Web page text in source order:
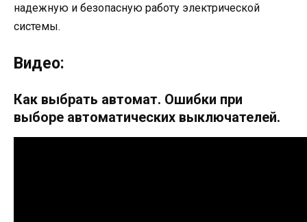
надежную и безопасную работу электрической
системы.
Видео:
Как выбрать автомат. Ошибки при
выборе автоматических выключателей.